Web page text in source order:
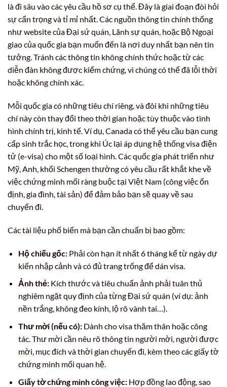
là đi sâu vào các yêu cầu hồ sơ cụ thể. Đây là giai đoạn đòi hỏi
sự cẩn trọng và tỉ mỉ nhất. Các nguồn thông tin chính thống
như website của Đại sứ quán, Lãnh sự quán, hoặc Bộ Ngoại
giao của quốc gia bạn muốn đến là nơi duy nhất bạn nên tin
tưởng. Tránh các thông tin không chính thức hoặc từ các
diễn đàn không được kiểm chứng, vì chúng có thể đã lỗi thời
hoặc không chính xác.
Mỗi quốc gia có những tiêu chí riêng, và đôi khi những tiêu
chí này còn thay đổi theo thời gian hoặc tùy thuộc vào tình
hình chính trị, kinh tế. Ví dụ, Canada có thể yêu cầu bạn cung
cấp sinh trắc học, trong khi Úc lại áp dụng hệ thống visa điện
tử (e-visa) cho một số loại hình. Các quốc gia phát triển như
Mỹ, Anh, khối Schengen thường có yêu cầu rất khắt khe về
việc chứng minh mối ràng buộc tại Việt Nam (công việc ổn
định, gia đình, tài sản) để đảm bảo bạn sẽ quay về sau
chuyến đi.
Các tài liệu phổ biến mà bạn cần chuẩn bị bao gồm:
Hộ chiếu gốc:Phải còn hạn ít nhất 6 tháng kể từ ngày dự
kiến nhập cảnh và có đủ trang trống để dán visa.
Ảnh thẻ:Kích thước và tiêu chuẩn ảnh phải tuân thủ
nghiêm ngặt quy định của từng Đại sứ quán (ví dụ: ảnh
nền trắng, không đeo kính, lộ rõ vành tai…).
Thư mời (nếu có):Dành cho visa thăm thân hoặc công
tác. Thư mời cần nêu rõ thông tin người mời, người được
mời, mục đích và thời gian chuyến đi, kèm theo các giấy tờ
chứng minh mối quan hệ.
Giấy tờ chứng minh công việc:Hợp đồng lao động, sao